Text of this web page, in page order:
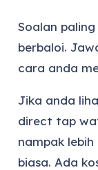
Soalan
berbaloi.
cara anda
Jika anda
direct tap
nampak
biasa. Ada